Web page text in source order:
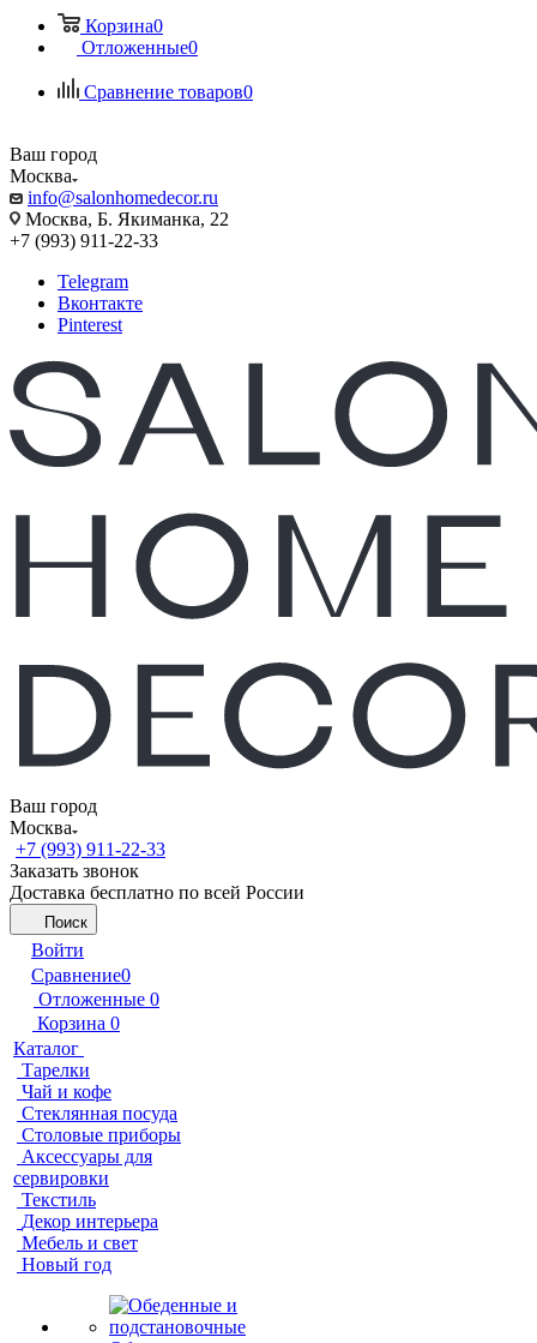
Корзина0
Отложенные0
Сравнение товаров0
Ваш город
Москва
info@salonhomedecor.ru
Москва, Б. Якиманка, 22
+7 (993) 911-22-33
Telegram
Вконтакте
Pinterest
Ваш город
Москва
+7 (993) 911-22-33
Заказать звонок
Доставка бесплатно по всей России
Поиск
Войти
Сравнение0
Отложенные 0
Корзина 0
Каталог
Тарелки
Чай и кофе
Стеклянная посуда
Столовые приборы
Аксессуары для
сервировки
Текстиль
Декор интерьера
Мебель и свет
Новый год